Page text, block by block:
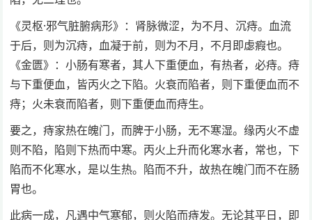
《灵枢·邪气脏腑病形》：肾脉微涩，为不月、沉痔。血流
于后，则为沉痔，血凝于前，则为不月，不月即虙瘕也。
《金匮》：小肠有寒者，其人下重便血，有热者，必痔。痔
与下重便血，皆丙火之下陷。火衰而陷者，则下重便血而不
痔；火未衰而陷者，则下重便血而痔生。
要之，痔家热在魄门，而脾于小肠，无不寒湿。缘丙火不虚
则不陷，陷则下热而中寒。丙火上升而化寒水者，常也，下
陷而不化寒水，是以生热。陷而不升，故热在魄门而不在肠
胃也。
此病一成，凡遇中气寒郁，则火陷而痔发。无论其平日，即